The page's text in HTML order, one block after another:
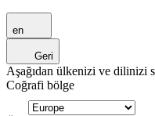
en
Geri
Aşağıdan ülkenizi ve dilinizi
Coğrafi bölge